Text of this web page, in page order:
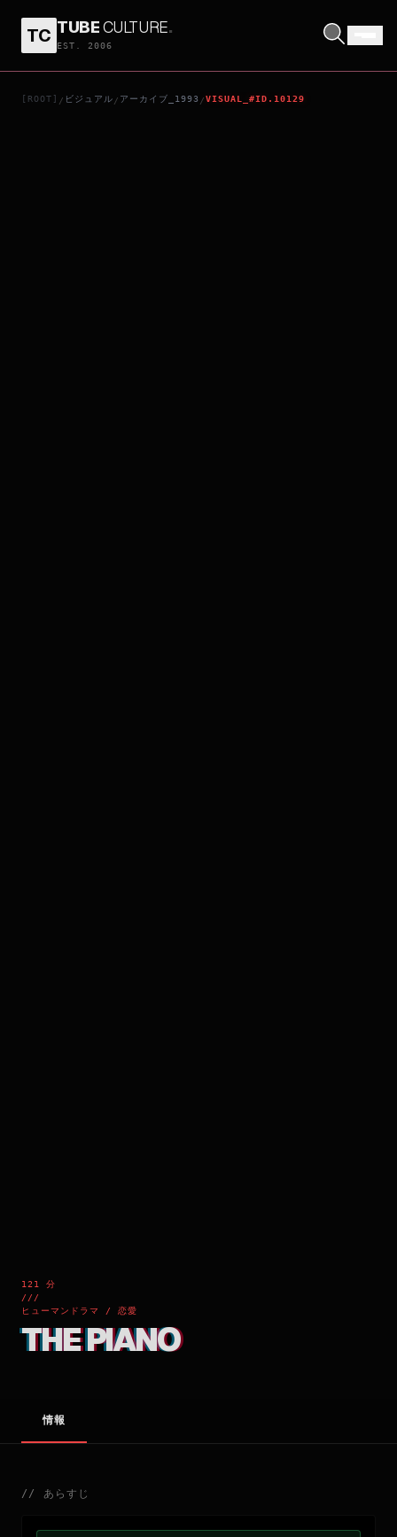
TC TUBECULTURE.
EST. 2006
[ROOT] / ビジュアル / アーカイブ_1993 /VISUAL_#ID.10129
121 分
///
ヒューマンドラマ / 恋愛
THE PIANO
THE PIANO
情報
// あらすじ